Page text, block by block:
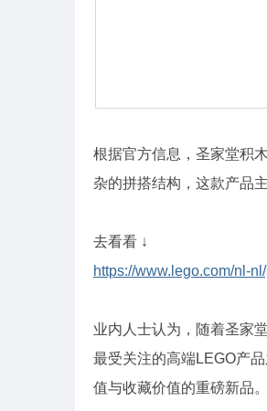
根据官方信息，圣家堂积
杂的拼搭结构，这款产品
去看看 ↓
https://www.lego.com/nl-
业内人士认为，随着圣家
最受关注的高端LEGO产
值与收藏价值的重磅新品。